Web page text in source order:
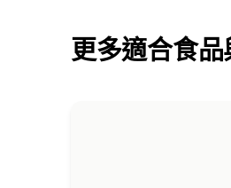
更多適合食